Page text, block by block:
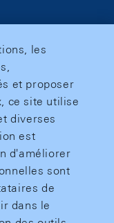
les
et proposer
ce site utilise
diverses
est
d'améliorer
sont
de
dans le